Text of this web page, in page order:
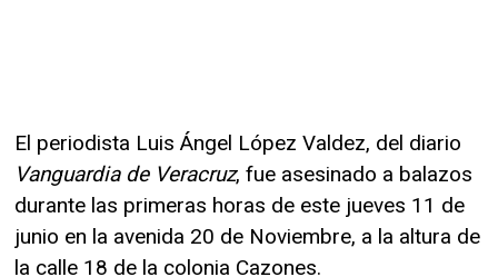
El periodista Luis Ángel López Valdez, del diario
Vanguardia de Veracruz, fue asesinado a balazos
durante las primeras horas de este jueves 11 de
junio en la avenida 20 de Noviembre, a la altura de
la calle 18 de la colonia Cazones.